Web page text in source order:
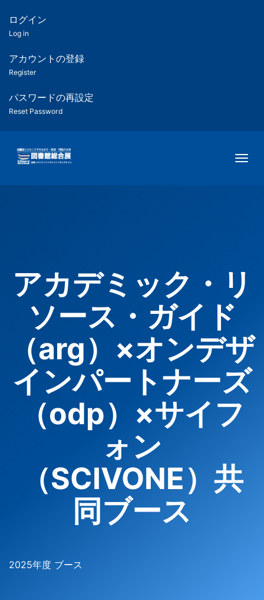
ツ
匿
名
ユ
ー
ー
用
メ
ログイン
Log in
アカウントの登録
Register
パスワードの再設定
Reset Password
アカデミック・リ
ソース・ガイド
（arg）×オンデザ
インパートナーズ
（odp）×サイフ
ォン
（SCIVONE）共
同ブース
2025年度 ブース